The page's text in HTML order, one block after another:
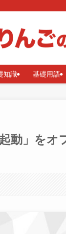
知識 基礎用語
動」をオ